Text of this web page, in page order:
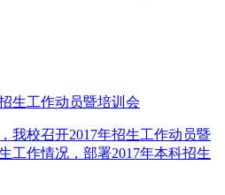
生工作动员暨培训会
我校召开2017年招生工作动员暨
工作情况，部署2017年本科招生